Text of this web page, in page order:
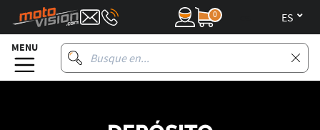
0
MENU